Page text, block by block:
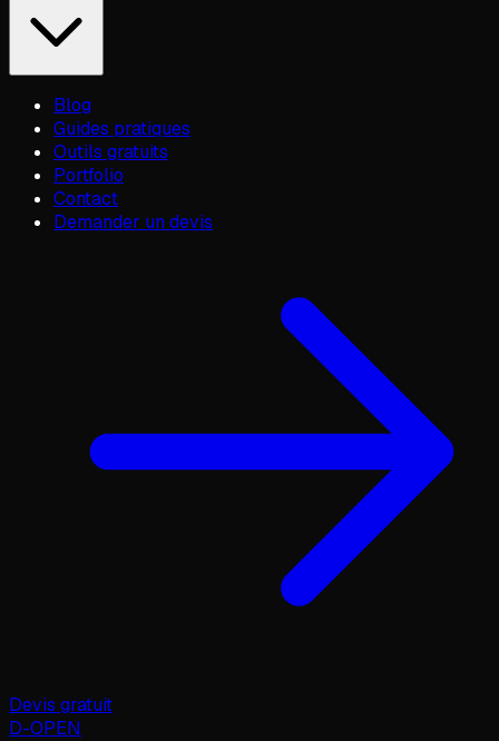
Blog
Guides pratiques
Outils gratuits
Portfolio
Contact
Demander un devis
Devis gratuit
D-OPEN